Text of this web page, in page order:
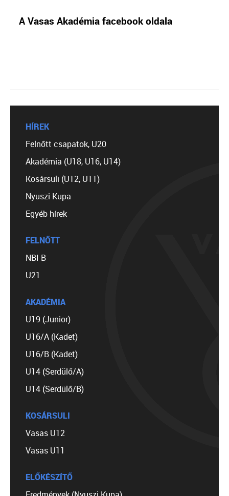
A Vasas Akadémia facebook oldala
HÍREK
Felnőtt csapatok, U20
Akadémia (U18, U16, U14)
Kosársuli (U12, U11)
Nyuszi Kupa
Egyéb hírek
FELNŐTT
NBI B
U21
AKADÉMIA
U19 (Junior)
U16/A (Kadet)
U16/B (Kadet)
U14 (Serdülő/A)
U14 (Serdülő/B)
KOSÁRSULI
Vasas U12
Vasas U11
ELŐKÉSZÍTŐ